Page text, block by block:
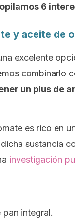
6
y aceite de
excelente
combinarlo
un plus de
es rico en
sustancia
investigación
pan integral.